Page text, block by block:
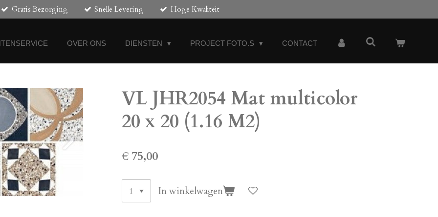
Gratis Bezorging Snelle Levering Hoge Kwaliteit
OVER ONS DIENSTEN PROJECT FOTO.S CONTACT
VL JHR2054 Mat multicolor
20 x 20 (1.16 M2)
€ 75,00
In winkelwagen